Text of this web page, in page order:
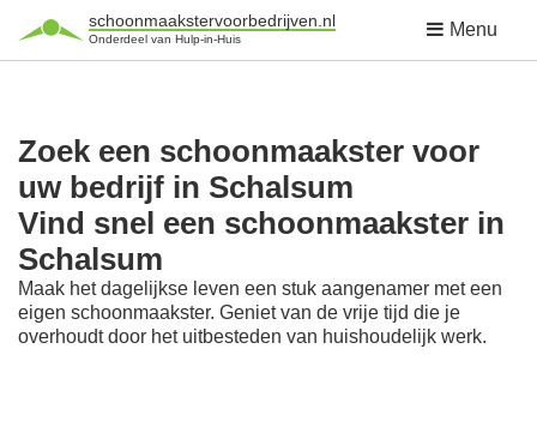
schoonmaakstervoorbedrijven.nl
Onderdeel van Hulp-in-Huis Menu
Zoek een schoonmaakster voor
uw bedrijf in Schalsum
Vind snel een schoonmaakster in
Schalsum
Maak het dagelijkse leven een stuk aangenamer met een
eigen schoonmaakster. Geniet van de vrije tijd die je
overhoudt door het uitbesteden van huishoudelijk werk.